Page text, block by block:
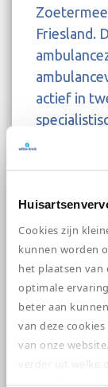
Cookies zijn
kunnen worden
het plaatsen van
optimale
beter aan
van deze
van onze website.
Friesland.
actief in
diverse
het
belangrijke
passie in
Een mooi